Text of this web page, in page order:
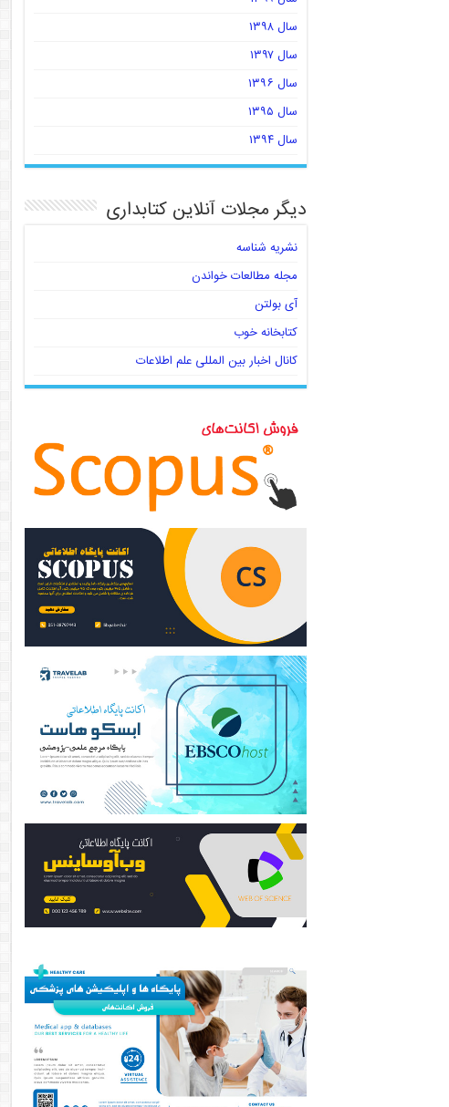
سال ۱۳۹۸
سال ۱۳۹۷
سال ۱۳۹۶
سال ۱۳۹۵
سال ۱۳۹۴
دیگر مجلات آنلاین کتابداری
نشریه شناسه
مجله مطالعات خواندن
آی بولتن
کتابخانه خوب
کانال اخبار بین المللی علم اطلاعات